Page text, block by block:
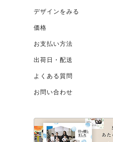
デザインをみる
価格
お支払い方法
出荷日・配送
よくある質問
お問い合わせ